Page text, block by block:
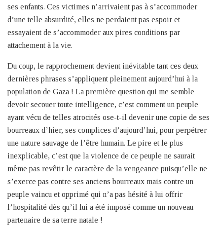
ses enfants. Ces victimes n’arrivaient pas à s’accommoder
d’une telle absurdité, elles ne perdaient pas espoir et
essayaient de s’accommoder aux pires conditions par
attachement à la vie.
Du coup, le rapprochement devient inévitable tant ces deux
dernières phrases s’appliquent pleinement aujourd’hui à la
population de Gaza ! La première question qui me semble
devoir secouer toute intelligence, c’est comment un peuple
ayant vécu de telles atrocités ose-t-il devenir une copie de ses
bourreaux d’hier, ses complices d’aujourd’hui, pour perpétrer
une nature sauvage de l’être humain. Le pire et le plus
inexplicable, c’est que la violence de ce peuple ne saurait
même pas revêtir le caractère de la vengeance puisqu’elle ne
s’exerce pas contre ses anciens bourreaux mais contre un
peuple vaincu et opprimé qui n’a pas hésité à lui offrir
l’hospitalité dès qu’il lui a été imposé comme un nouveau
partenaire de sa terre natale !